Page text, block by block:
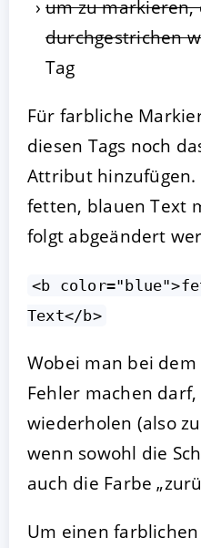
um zu markieren,
durchgestrichen
Tag
Für farbliche
diesen Tags noch
Attribut
fetten, blauen Text
folgt abgeändert
<b
Text</b>
Wobei man bei
Fehler machen
wiederholen (also
wenn sowohl die
auch die Farbe
Um einen